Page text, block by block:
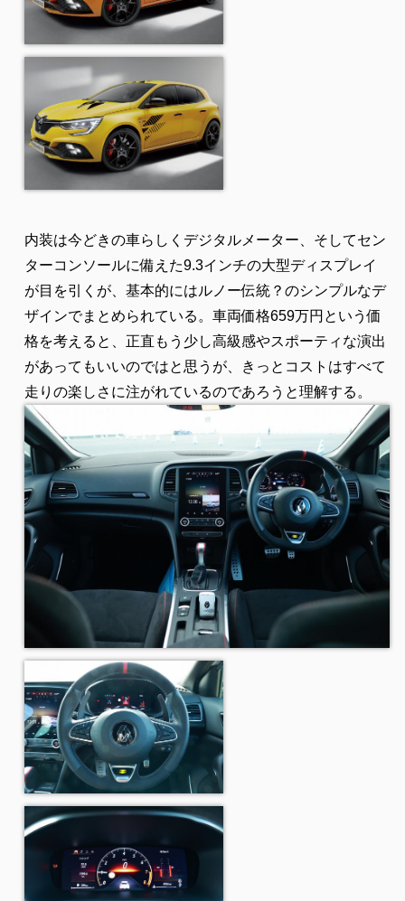
内装は今どきの車らしくデジタルメーター、そしてセン
ターコンソールに備えた9.3インチの大型ディスプレイ
が目を引くが、基本的にはルノー伝統？のシンプルなデ
ザインでまとめられている。車両価格659万円という価
格を考えると、正直もう少し高級感やスポーティな演出
があってもいいのではと思うが、きっとコストはすべて
走りの楽しさに注がれているのであろうと理解する。